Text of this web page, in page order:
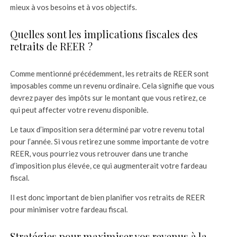
mieux à vos besoins et à vos objectifs.
Quelles sont les implications fiscales des
retraits de REER ?
Comme mentionné précédemment, les retraits de REER sont
imposables comme un revenu ordinaire. Cela signifie que vous
devrez payer des impôts sur le montant que vous retirez, ce
qui peut affecter votre revenu disponible.
Le taux d’imposition sera déterminé par votre revenu total
pour l’année. Si vous retirez une somme importante de votre
REER, vous pourriez vous retrouver dans une tranche
d’imposition plus élevée, ce qui augmenterait votre fardeau
fiscal.
Il est donc important de bien planifier vos retraits de REER
pour minimiser votre fardeau fiscal.